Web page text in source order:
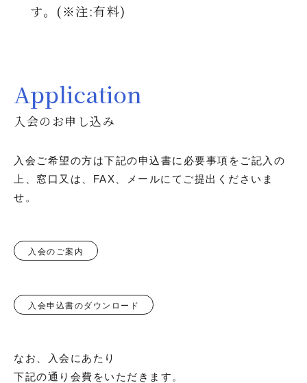
す。(※注:有料)
Application
入会のお申し込み
入会ご希望の方は下記の申込書に必要事項をご記入の
上、窓口又は、FAX、メールにてご提出くださいま
せ。
入会のご案内
入会申込書のダウンロード
なお、入会にあたり
下記の通り会費をいただきます。